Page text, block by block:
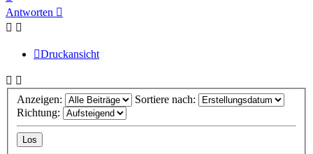
oben
Antworten
Druckansicht
Anzeigen:
Sortiere nach:
Richtung: